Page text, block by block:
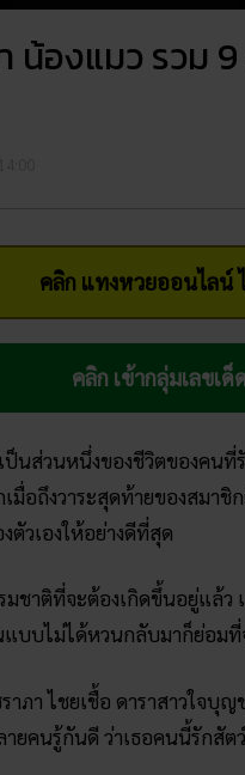
น้องแมว รว
คลิก แทงหวยออนไลน์
คลิก เข้ากลุ่มเลขเด็
ป็นส่วนหนึ่งของชีวิตของคน
มื่อถึงวาระสุดท้ายของสมา
ตัวเองให้อย่างดีที่สุด
มชาติที่จะต้องเกิดขึ้นอยู่แล้
แบบไม่ได้หวนกลับมาก็ย่อม
าภา ไชยเชื้อ ดาราสาวใจ
คนรู้กันดี ว่าเธอคนนี้รักสัตว์